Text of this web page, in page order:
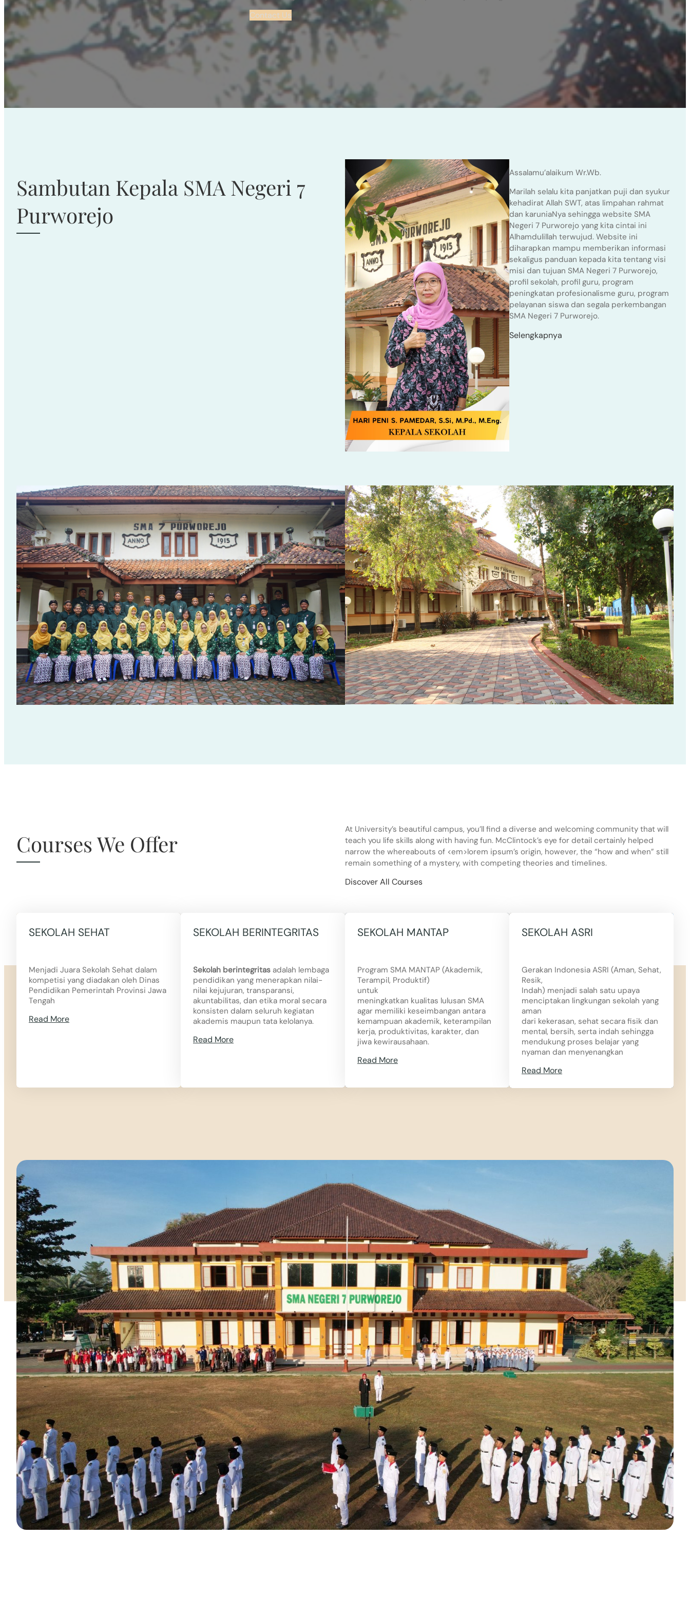
Contact Us
Sambutan Kepala SMA Negeri 7
Purworejo
Assalamu’alaikum Wr.Wb.
Marilah selalu kita panjatkan puji dan syukur
kehadirat Allah SWT, atas limpahan rahmat
dan karuniaNya sehingga website SMA
Negeri 7 Purworejo yang kita cintai ini
Alhamdulillah terwujud. Website ini
diharapkan mampu memberikan informasi
sekaligus panduan kepada kita tentang visi
misi dan tujuan SMA Negeri 7 Purworejo,
profil sekolah, profil guru, program
peningkatan profesionalisme guru, program
pelayanan siswa dan segala perkembangan
SMA Negeri 7 Purworejo.
Selengkapnya
Courses We Offer
At University’s beautiful campus, you’ll find a diverse and welcoming community that will
teach you life skills along with having fun. McClintock’s eye for detail certainly helped
narrow the whereabouts of <em>lorem ipsum’s origin, however, the “how and when” still
remain something of a mystery, with competing theories and timelines.
Discover All Courses
SEKOLAH SEHAT
Menjadi Juara Sekolah Sehat dalam
kompetisi yang diadakan oleh Dinas
Pendidikan Pemerintah Provinsi Jawa
Tengah
Read More
SEKOLAH BERINTEGRITAS
Sekolah berintegritas adalah lembaga
pendidikan yang menerapkan nilai-
nilai kejujuran, transparansi,
akuntabilitas, dan etika moral secara
konsisten dalam seluruh kegiatan
akademis maupun tata kelolanya.
Read More
SEKOLAH MANTAP
Program SMA MANTAP (Akademik,
Terampil, Produktif)
untuk
meningkatkan kualitas lulusan SMA
agar memiliki keseimbangan antara
kemampuan akademik, keterampilan
kerja, produktivitas, karakter, dan
jiwa kewirausahaan.
Read More
SEKOLAH ASRI
Gerakan Indonesia ASRI (Aman, Sehat,
Resik,
Indah) menjadi salah satu upaya
menciptakan lingkungan sekolah yang
aman
dari kekerasan, sehat secara fisik dan
mental, bersih, serta indah sehingga
mendukung proses belajar yang
nyaman dan menyenangkan
Read More